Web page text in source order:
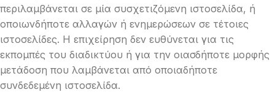
περιλαμβάνεται σε μία συσχετιζόμενη ιστοσελίδα, ή
οποιωνδήποτε αλλαγών ή ενημερώσεων σε τέτοιες
ιστοσελίδες. Η επιχείρηση δεν ευθύνεται για τις
εκπομπές του διαδικτύου ή για την οιασδήποτε μορφής
μετάδοση που λαμβάνεται από οποιαδήποτε
συνδεδεμένη ιστοσελίδα.